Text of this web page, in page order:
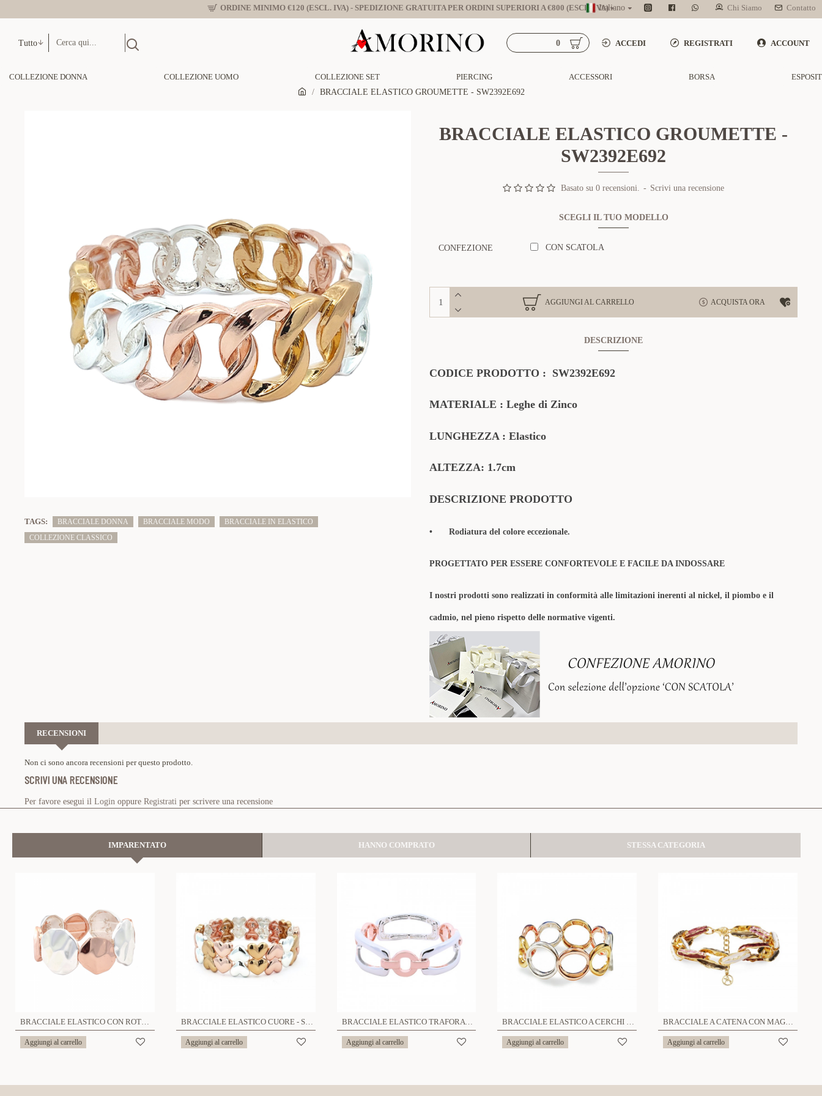
ORDINE MINIMO €120 (ESCL. IVA) - SPEDIZIONE GRATUITA PER ORDINI SUPERIORI A €800 (ESCL. IVA)Italiano Chi Siamo Contatto
Tutto ACCEDI REGISTRATI ACCOUNT
0
COLLEZIONE DONNA COLLEZIONE UOMO COLLEZIONE SET PIERCING ACCESSORI BORSA
BRACCIALE ELASTICO GROUMETTE - SW2392E692
TAGS: BRACCIALE DONNA BRACCIALE MODO
BRACCIALE IN ELASTICO
COLLEZIONE CLASSICO
BRACCIALE ELASTICO GROUMETTE -
SW2392E692
Basato su 0 recensioni. - Scrivi una recensione
SCEGLI IL TUO MODELLO
CONFEZIONE CON SCATOLA
AGGIUNGI AL CARRELLO ACQUISTA ORA
DESCRIZIONE
CODICE PRODOTTO : SW2392E692
MATERIALE : Leghe di Zinco
LUNGHEZZA : Elastico
ALTEZZA: 1.7cm
DESCRIZIONE PRODOTTO
• Rodiatura del colore eccezionale.
PROGETTATO PER ESSERE CONFORTEVOLE E FACILE DA INDOSSARE
I nostri prodotti sono realizzati in conformità alle limitazioni inerenti al nickel, il piombo e il
cadmio, nel pieno rispetto delle normative vigenti.
RECENSIONI
Non ci sono ancora recensioni per questo prodotto.
SCRIVI UNA RECENSIONE
Per favore esegui il Login oppure Registrati per scrivere una recensione
IMPARENTATO HANNO COMPRATO STESSA CATEGORIA
BRACCIALE ELASTICO CON ROTONDI BIANCO ROSA ALTERNATO - SW23928E687
Aggiungi al carrello
BRACCIALE ELASTICO CUORE - SW23896E689
Aggiungi al carrello
BRACCIALE ELASTICO TRAFORATO - SW24100A609
Aggiungi al carrello
BRACCIALE ELASTICO A CERCHI TRICOLOR - SW2596C503
Aggiungi al carrello
BRACCIALE A CATENA CON MAGLIE SMALTATE - SW2588C456
Aggiungi al carrello